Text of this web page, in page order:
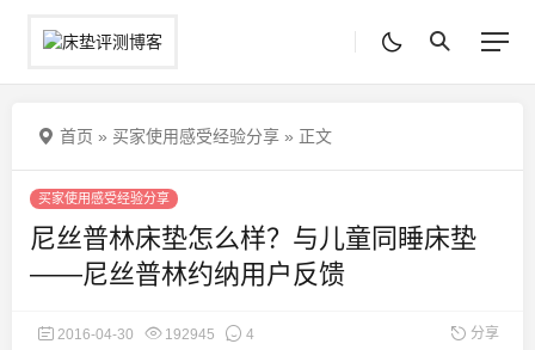
首页 » 买家使用感受经验分享 » 正文
买家使用感受经验分享
尼丝普林床垫怎么样？与儿童同睡床垫
——尼丝普林约纳用户反馈
2016-04-30 192945 4 分享